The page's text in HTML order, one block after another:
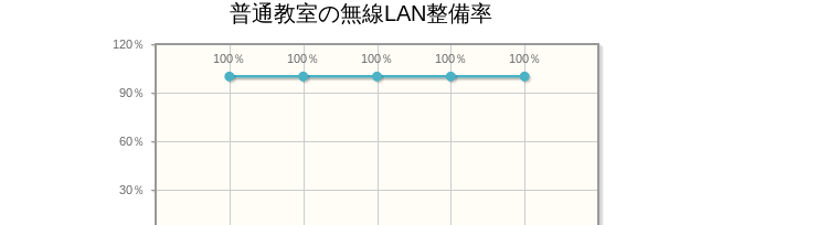
普通教室の無線LAN整備率
30％
60％
90％
120％
100％
100％
100％
100％
100％